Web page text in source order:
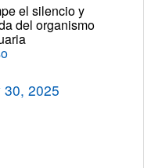
el silencio y
del organismo
30, 2025